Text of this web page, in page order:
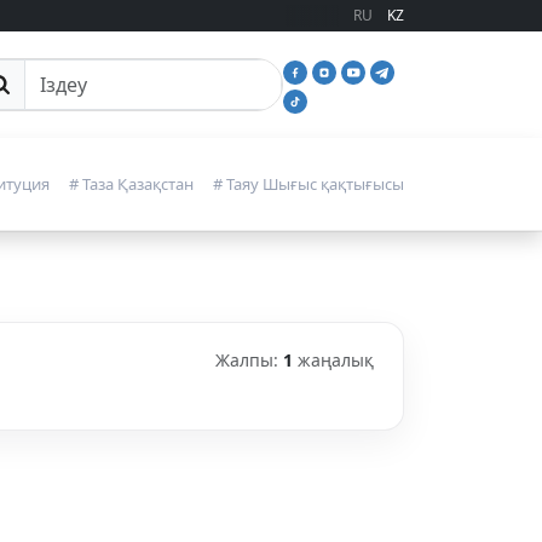
RU KZ
іздеу
# Таза Қазақстан # Таяу Шығыс қақтығысы
Жалпы: 1 жаңалық